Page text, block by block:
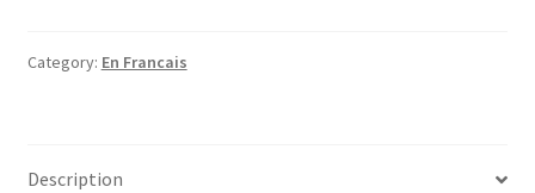
quantity
Category: En Francais
Description